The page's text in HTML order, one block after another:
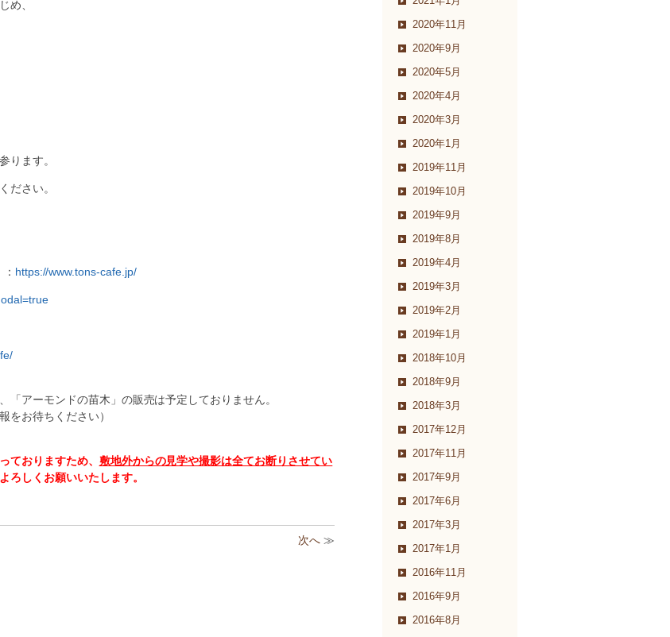
め、
ります。
ださい。
https://www.tons-cafe.jp/
アーモンドの苗木」の販売は予定しておりません。
をお待ちください）
ておりますため、 敷地外からの見学や撮影は全てお断りさせてい
ろしくお願いいたします。
次へ ≫
2020年11月
2020年9月
2020年5月
2020年4月
2020年3月
2020年1月
2019年11月
2019年10月
2019年9月
2019年8月
2019年4月
2019年3月
2019年2月
2019年1月
2018年10月
2018年9月
2018年3月
2017年12月
2017年11月
2017年9月
2017年6月
2017年3月
2017年1月
2016年11月
2016年9月
2016年8月